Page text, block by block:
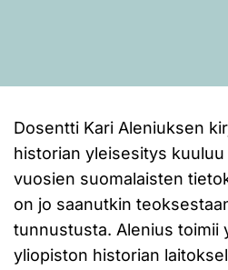
Dosentti Kari Aleniuksen
historian yleisesitys
vuosien suomalaisten
on jo saanutkin
tunnustusta. Alenius toimii
yliopiston historian